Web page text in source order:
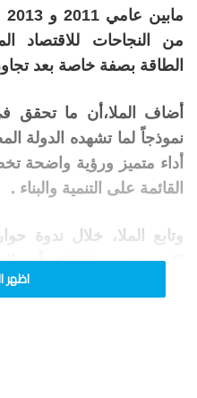
من النجاحات للاقتصاد
الطاقة بصفة خاصة بعد
أضاف الملا،أن ما تحقق
نموذجاً لما تشهده الدولة
أداء متميز ورؤية واضحة
القائمة على التنمية والبناء .
وتابع الملا، خلال ندوة
اكسبو دبى
المصرى في هذا
اظهر